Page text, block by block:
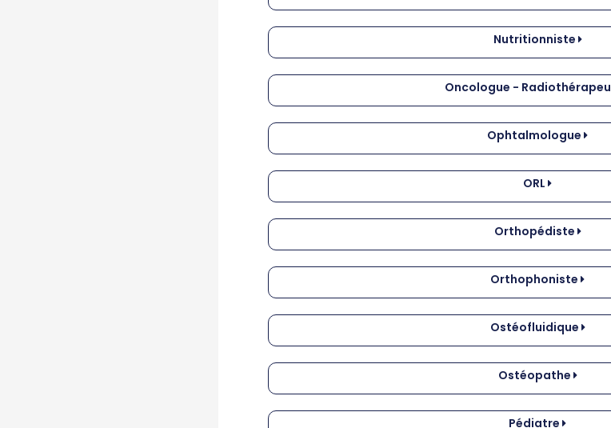
Nutritionniste
Oncologue -
Ophtalmologue
ORL
Orthopédiste
Orthophoniste
Ostéofluidique
Ostéopathe
Pédiatre